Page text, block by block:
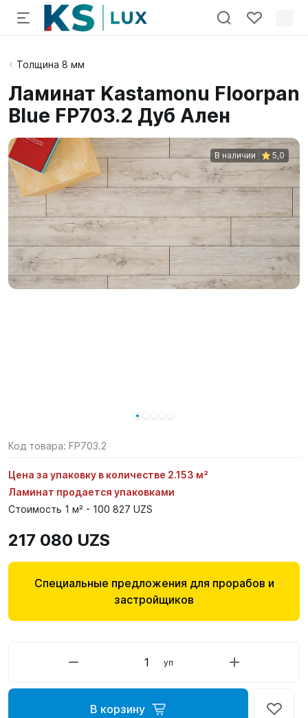
Толщина 8 мм
Ламинат Kastamonu Floorpan
Blue FP703.2 Дуб Ален
В наличии 5,0
Код товара: FP703.2
Цена за упаковку в количестве 2.153 м²
Ламинат продается упаковками
Стоимость 1 м² - 100 827 UZS
217 080 UZS
Специальные предложения для прорабов и
застройщиков
уп
В корзину